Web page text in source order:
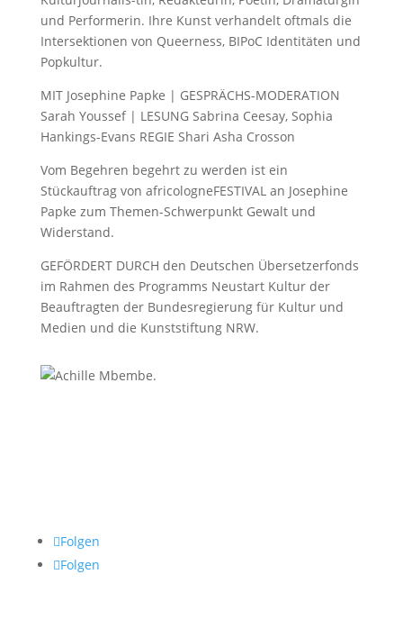
und Performerin. Ihre Kunst verhandelt oftmals die
Intersektionen von Queerness, BIPoC Identitäten und
Popkultur.
MIT Josephine Papke | GESPRÄCHS-MODERATION
Sarah Youssef | LESUNG Sabrina Ceesay, Sophia
Hankings-Evans REGIE Shari Asha Crosson
Vom Begehren begehrt zu werden ist ein
Stückauftrag von africologneFESTIVAL an Josephine
Papke zum Themen-Schwerpunkt Gewalt und
Widerstand.
GEFÖRDERT DURCH den Deutschen Übersetzerfonds
im Rahmen des Programms Neustart Kultur der
Beauftragten der Bundesregierung für Kultur und
Medien und die Kunststiftung NRW.
Folgen
Folgen